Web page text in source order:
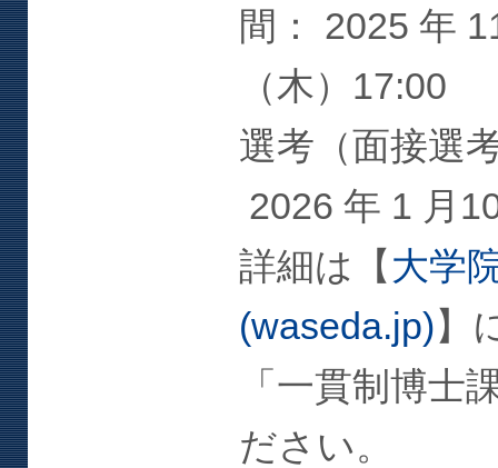
間： 2025 年
（木）17:00
選考（面接
2026 年 1 月
詳細は【大学
(waseda.jp)】
「一貫制博士
ださい。